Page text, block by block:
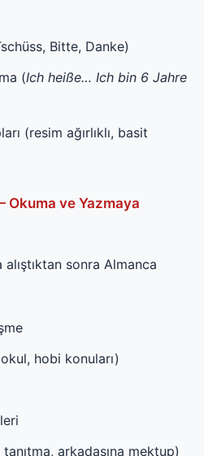
Bitte, Danke)
(Ich heiße… Ich bin 6 Jahre
(resim ağırlıklı, basit
Okuma ve Yazmaya
sonra Almanca
hobi konuları)
arkadaşına mektup)